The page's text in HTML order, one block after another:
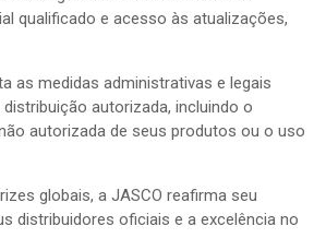
qualificado e acesso às atualizações,
as medidas administrativas e legais
autorizada, incluindo o
autorizada de seus produtos ou o uso
globais, a JASCO reafirma seu
distribuidores oficiais e a excelência no